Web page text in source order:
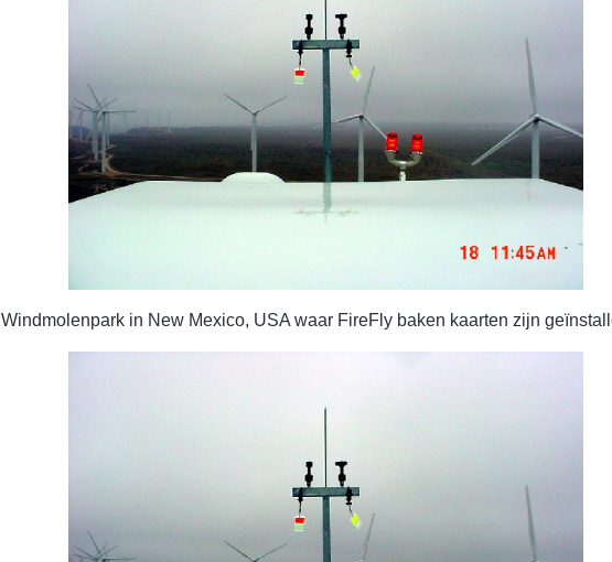
Windmolenpark in New Mexico, USA waar FireFly baken kaarten zijn